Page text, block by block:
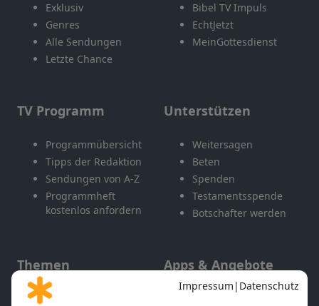
Exklusiv
Genres
Alle Sendungen
Letzte Chance
Bibel TV Impuls
EchtJetzt
MeinGottesdienst
TV Programm
Programmübersicht
Tipps der Redaktion
Sendungen von A-Z
Programmheft
kostenlos anfordern
Unterstützen
Weitersagen
Beten
Spenden
Testamentsspende
Botschafter werden
Themen
Gott und Bibel erklärt
Apps & Angebote